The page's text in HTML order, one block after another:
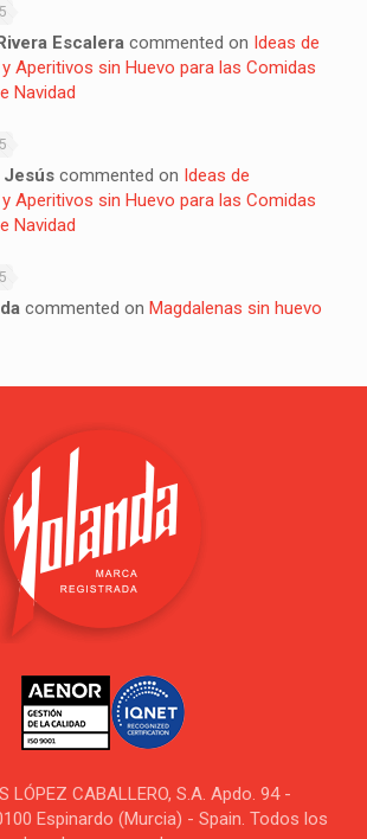
Escalera commented on Ideas de
Aperitivos sin Huevo para las Comidas
Navidad
Jesús commented on Ideas de
Aperitivos sin Huevo para las Comidas
Navidad
commented on Magdalenas sin huevo
LÓPEZ CABALLERO, S.A. Apdo. 94 -
Espinardo (Murcia) - Spain. Todos los